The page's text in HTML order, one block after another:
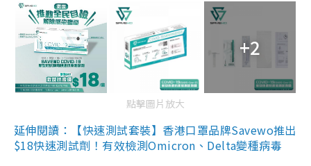
+2
點擊圖片放大
延伸閱讀：【快速測試套裝】香港口罩品牌Savewo推出
$18快速測試劑！有效檢測Omicron、Delta變種病毒